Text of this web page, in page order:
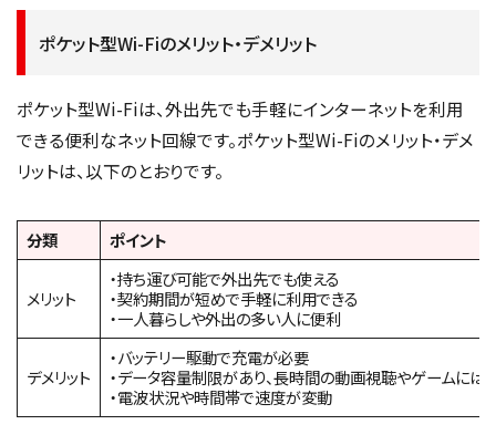
ポケット型Wi-Fiのメリット・デメリット
ポケット型Wi-Fiは、外出先でも手軽にインターネットを利用
できる便利なネット回線です。ポケット型Wi-Fiのメリット・デメ
リットは、以下のとおりです。
分類 ポイント
メリット
・持ち運び可能で外出先でも使える
・契約期間が短めで手軽に利用できる
・一人暮らしや外出の多い人に便利
デメリット
・バッテリー駆動で充電が必要
・データ容量制限があり、長時間の動画視聴やゲームには
・電波状況や時間帯で速度が変動